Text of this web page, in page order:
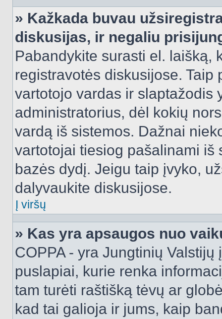
» Kažkada buvau
diskusijas, ir negaliu
Pabandykite surasti el. laišką,
registravotės diskusijose.
vartotojo vardas ir slaptažodis
administratorius, dėl kokių
vardą iš sistemos. Dažnai
vartotojai tiesiog pašalinami iš
bazės dydį. Jeigu taip įvyko,
dalyvaukite diskusijose.
Į viršų
» Kas yra apsaugos nuo
COPPA - yra Jungtinių
puslapiai, kurie renka
tam turėti raštišką tėvų ar
kad tai galioja ir jums, kaip